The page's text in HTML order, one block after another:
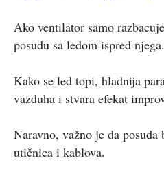
Ako ventilator samo
posudu sa ledom ispred njega.
Kako se led topi, hladnija
vazduha i stvara efekat
Naravno, važno je da
utičnica i kablova.